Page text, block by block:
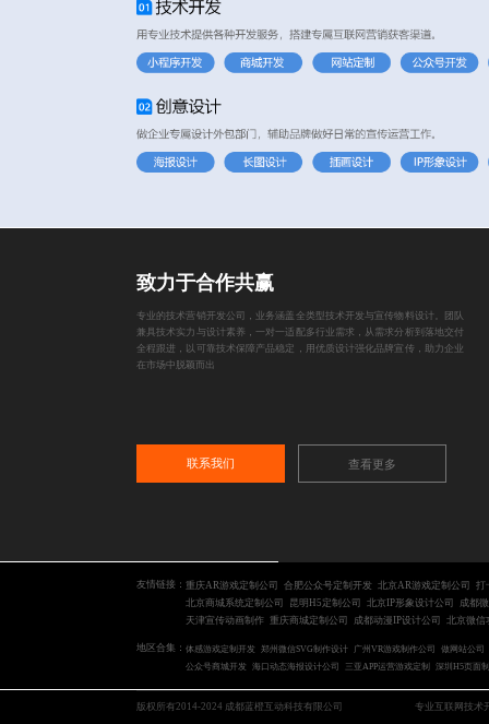
致力于合作共赢
专业的技术营销开发公司，业务涵盖全类型技术开发与宣传物料设计。团队
兼具技术实力与设计素养，一对一适配多行业需求，从需求分析到落地交付
全程跟进，以可靠技术保障产品稳定，用优质设计强化品牌宣传，助力企业
在市场中脱颖而出
联系我们 查看更多
友情链接： 重庆AR游戏定制公司 合肥公众号定制开发 北京AR游戏定制公司
打
北京商城系统定制公司
昆明H5定制公司 北京IP形象设计公司
成都
天津宣传动画制作 重庆商城定制公司 成都动漫IP设计公司 北京微信
地区合集： 体感游戏定制开发 郑州微信SVG制作设计 广州VR游戏制作公司
做网站公司
公众号商城开发
海口动态海报设计公司 三亚APP运营游戏定制 深圳H5页面
版权所有2014-2024 成都蓝橙互动科技有限公司 专业互联网技术